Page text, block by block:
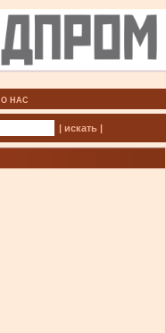
О НАС
| искать |